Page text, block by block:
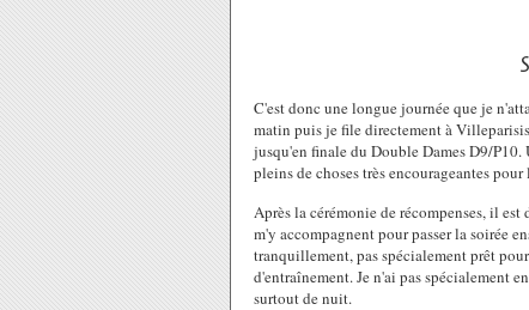
C'est donc une longue journée que je
matin puis je file directement à
jusqu'en finale du Double Dames D9/
pleins de choses très encourageantes pour
Après la cérémonie de récompenses, il
m'y accompagnent pour passer la soirée
tranquillement, pas spécialement prêt
d'entraînement. Je n'ai pas spécialement
surtout de nuit.